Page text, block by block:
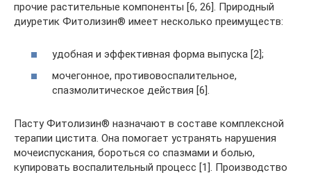
прочие растительные компоненты [6, 26]. Природный
диуретик Фитолизин® имеет несколько преимуществ:
удобная и эффективная форма выпуска [2];
мочегонное, противовоспалительное,
спазмолитическое действия [6].
Пасту Фитолизин® назначают в составе комплексной
терапии цистита. Она помогает устранять нарушения
мочеиспускания, бороться со спазмами и болью,
купировать воспалительный процесс [1]. Производство